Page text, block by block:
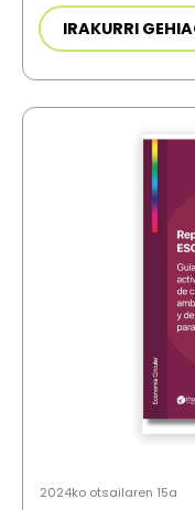
IRAKURRI
2024ko otsailaren 15a